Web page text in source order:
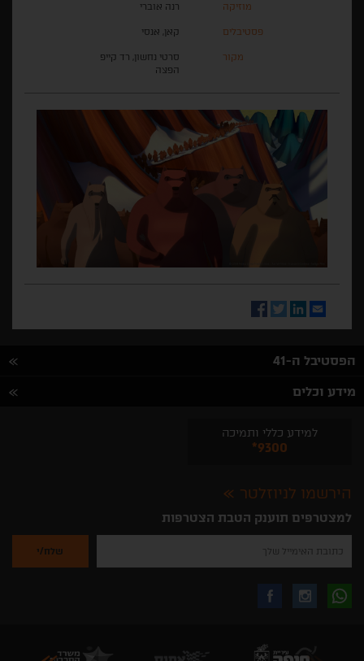
מוזיקה רנה אוברי
פסטיבלים קאן, אנסי
מקור
סרטי נחשון, רד קייפ
הפצה
Email
LinkedIn
Twitter
Facebook
הפסטיבל ה-41
מידע וכלים
למידע כללי ותמיכה
*9300
הירשמו לניוזלטר
למצטרפים תוענק הטבת הצטרפות
להזין
שלך
להרשמה
לקבלת
באינסטגרם
עקבו
בפייסבוק